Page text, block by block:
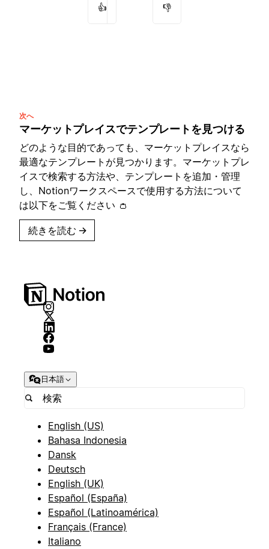
👍 👎
次へ
マーケットプレイスでテンプレートを見つける
どのような目的であっても、マーケットプレイスなら
最適なテンプレートが見つかります。マーケットプレ
イスで検索する方法や、テンプレートを追加・管理
し、Notionワークスペースで使用する方法について
は以下をご覧ください 👛
続きを読む →
日本語
English (US)
Bahasa Indonesia
Dansk
Deutsch
English (UK)
Español (España)
Español (Latinoamérica)
Français (France)
Italiano